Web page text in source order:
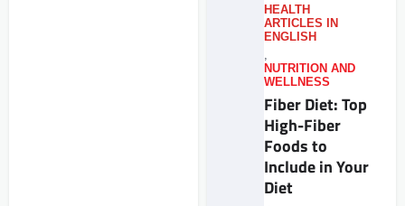
HEALTH
ARTICLES IN
ENGLISH
NUTRITION AND
WELLNESS
Fiber Diet: Top
High-Fiber
Foods to
Include in Your
Diet